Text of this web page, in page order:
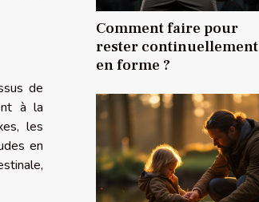
de
à la
les
en
Comment faire pour
rester continuellement
en forme ?